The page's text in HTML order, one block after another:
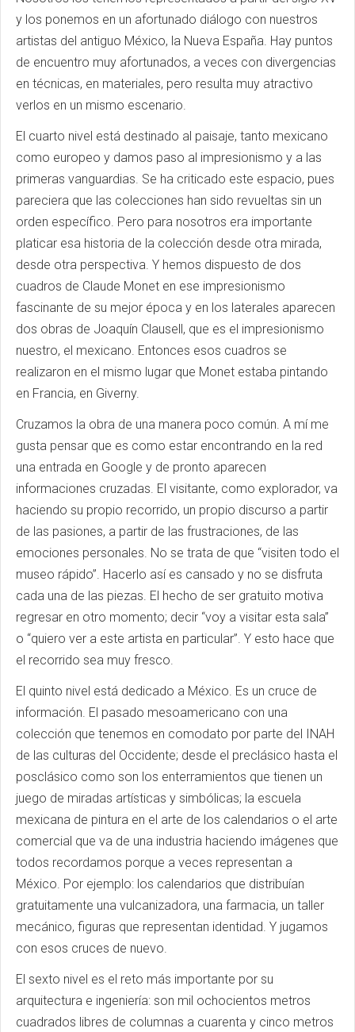
y los ponemos en un afortunado diálogo con nuestros
artistas del antiguo México, la Nueva España. Hay puntos
de encuentro muy afortunados, a veces con divergencias
en técnicas, en materiales, pero resulta muy atractivo
verlos en un mismo escenario.
El cuarto nivel está destinado al paisaje, tanto mexicano
como europeo y damos paso al impresionismo y a las
primeras vanguardias. Se ha criticado este espacio, pues
pareciera que las colecciones han sido revueltas sin un
orden específico. Pero para nosotros era importante
platicar esa historia de la colección desde otra mirada,
desde otra perspectiva. Y hemos dispuesto de dos
cuadros de Claude Monet en ese impresionismo
fascinante de su mejor época y en los laterales aparecen
dos obras de Joaquín Clausell, que es el impresionismo
nuestro, el mexicano. Entonces esos cuadros se
realizaron en el mismo lugar que Monet estaba pintando
en Francia, en Giverny.
Cruzamos la obra de una manera poco común. A mí me
gusta pensar que es como estar encontrando en la red
una entrada en Google y de pronto aparecen
informaciones cruzadas. El visitante, como explorador, va
haciendo su propio recorrido, un propio discurso a partir
de las pasiones, a partir de las frustraciones, de las
emociones personales. No se trata de que “visiten todo el
museo rápido”. Hacerlo así es cansado y no se disfruta
cada una de las piezas. El hecho de ser gratuito motiva
regresar en otro momento; decir “voy a visitar esta sala”
o “quiero ver a este artista en particular”. Y esto hace que
el recorrido sea muy fresco.
El quinto nivel está dedicado a México. Es un cruce de
información. El pasado mesoamericano con una
colección que tenemos en comodato por parte del INAH
de las culturas del Occidente; desde el preclásico hasta el
posclásico como son los enterramientos que tienen un
juego de miradas artísticas y simbólicas; la escuela
mexicana de pintura en el arte de los calendarios o el arte
comercial que va de una industria haciendo imágenes que
todos recordamos porque a veces representan a
México. Por ejemplo: los calendarios que distribuían
gratuitamente una vulcanizadora, una farmacia, un taller
mecánico, figuras que representan identidad. Y jugamos
con esos cruces de nuevo.
El sexto nivel es el reto más importante por su
arquitectura e ingeniería: son mil ochocientos metros
cuadrados libres de columnas a cuarenta y cinco metros